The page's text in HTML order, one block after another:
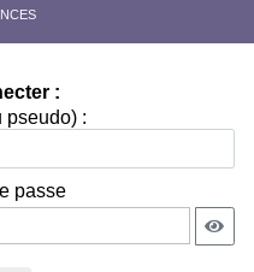
:
pseudo) :
passe